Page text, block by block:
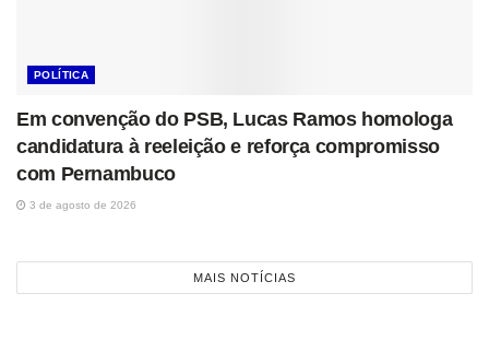
POLÍTICA
Em convenção do PSB, Lucas Ramos homologa
candidatura à reeleição e reforça compromisso
com Pernambuco
3 de agosto de 2026
MAIS NOTÍCIAS